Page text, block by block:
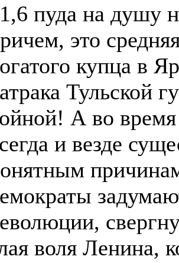
пуда на душу
это
купца в
Тульской
А во
и везде
воля Ленина,